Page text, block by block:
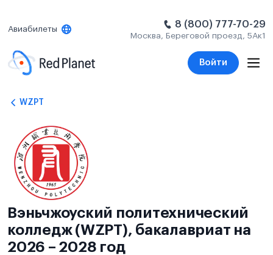
Авиабилеты 8 (800) 777-70-29
Москва, Береговой проезд, 5Ак1
Войти
WZPT
Вэньчжоуский политехнический
колледж (WZPT), бакалавриат на
2026 – 2028 год